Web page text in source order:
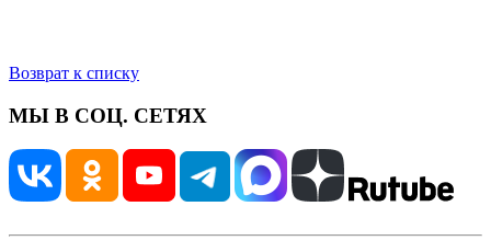
Возврат к списку
МЫ В СОЦ. СЕТЯХ